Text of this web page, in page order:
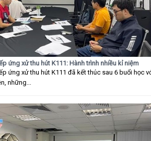
ứng xử thu hút K111: Hành trình nhiều kỉ niệm
ứng xử thu hút K111 đã kết thúc sau 6 buổi học
những...